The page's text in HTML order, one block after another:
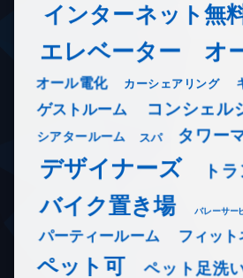
インターネット無
エレベーター オ
オール電化 カーシェアリング
ゲストルーム コンシェル
シアタールーム スパ タワー
デザイナーズ ト
バイク置き場 バレーサー
パーティールーム フィット
ペット可 ペット足洗